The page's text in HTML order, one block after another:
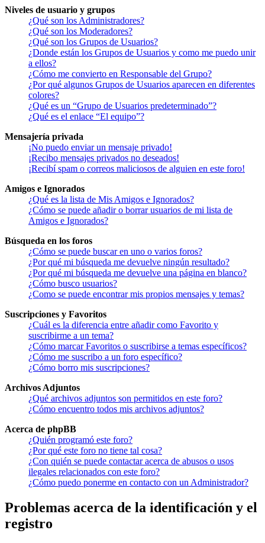
Niveles de usuario y grupos
¿Qué son los Administradores?
¿Qué son los Moderadores?
¿Qué son los Grupos de Usuarios?
¿Donde están los Grupos de Usuarios y como me puedo unir
a ellos?
¿Cómo me convierto en Responsable del Grupo?
¿Por qué algunos Grupos de Usuarios aparecen en diferentes
colores?
¿Qué es un “Grupo de Usuarios predeterminado”?
¿Qué es el enlace “El equipo”?
Mensajería privada
¡No puedo enviar un mensaje privado!
¡Recibo mensajes privados no deseados!
¡Recibí spam o correos maliciosos de alguien en este foro!
Amigos e Ignorados
¿Qué es la lista de Mis Amigos e Ignorados?
¿Cómo se puede añadir o borrar usuarios de mi lista de
Amigos e Ignorados?
Búsqueda en los foros
¿Cómo se puede buscar en uno o varios foros?
¿Por qué mi búsqueda me devuelve ningún resultado?
¿Por qué mi búsqueda me devuelve una página en blanco?
¿Cómo busco usuarios?
¿Como se puede encontrar mis propios mensajes y temas?
Suscripciones y Favoritos
¿Cuál es la diferencia entre añadir como Favorito y
suscribirme a un tema?
¿Cómo marcar Favoritos o suscribirse a temas específicos?
¿Cómo me suscribo a un foro específico?
¿Cómo borro mis suscripciones?
Archivos Adjuntos
¿Qué archivos adjuntos son permitidos en este foro?
¿Cómo encuentro todos mis archivos adjuntos?
Acerca de phpBB
¿Quién programó este foro?
¿Por qué este foro no tiene tal cosa?
¿Con quién se puede contactar acerca de abusos o usos
ilegales relacionados con este foro?
¿Cómo puedo ponerme en contacto con un Administrador?
Problemas acerca de la identificación y el
registro